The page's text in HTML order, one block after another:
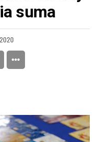
suma